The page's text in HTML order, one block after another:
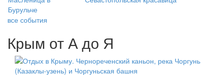
все события
Крым от А до Я